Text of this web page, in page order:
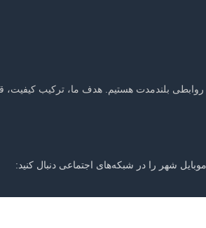
روابطی بلندمدت هستیم. هدف ما، ترکیب
موبایل شهر را در شبکه‌های اجتماعی دنبال کنید: